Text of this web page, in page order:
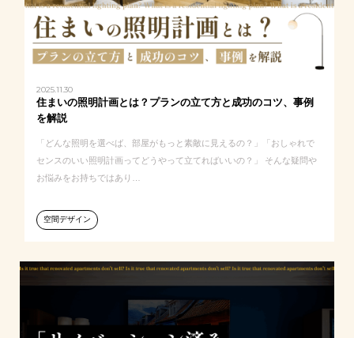
2025.11.30
住まいの照明計画とは？プランの立て方と成功のコツ、事例
を解説
「どんな照明を選べば、部屋がもっと素敵に見えるの？」「おしゃれで
センスのいい照明計画ってどうやって立てればいいの？」 そんな疑問や
お悩みをお持ちではあり…
空間デザイン